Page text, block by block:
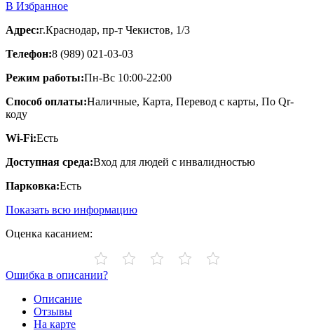
В Избранное
Адрес:г.Краснодар, пр-т Чекистов, 1/3
Телефон:8 (989) 021-03-03
Режим работы:Пн-Вс 10:00-22:00
Способ оплаты:Наличные, Карта, Перевод с карты, По Qr-
коду
Wi-Fi:Есть
Доступная среда:Вход для людей с инвалидностью
Парковка:Есть
Показать всю информацию
Оценка касанием:
Ошибка в описании?
Описание
Отзывы
На карте